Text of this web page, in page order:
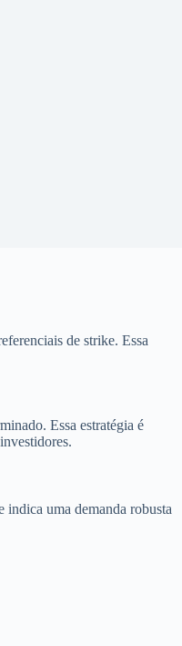
de strike. Essa
Essa estratégia é
indica uma demanda robusta